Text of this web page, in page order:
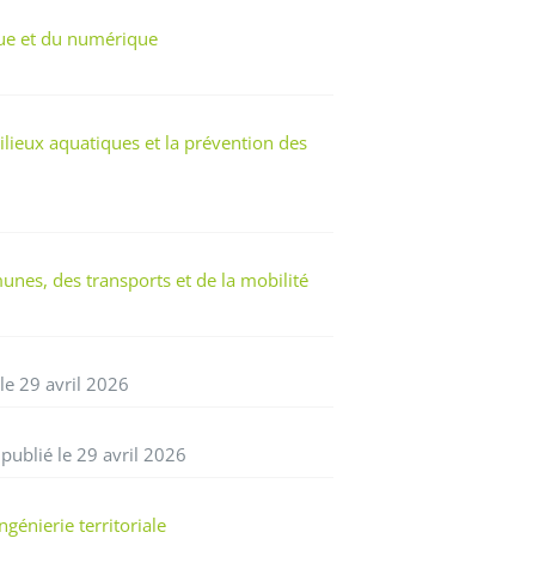
et du numérique
aquatiques et la prévention des
des transports et de la mobilité
29 avril 2026
publié le 29 avril 2026
territoriale